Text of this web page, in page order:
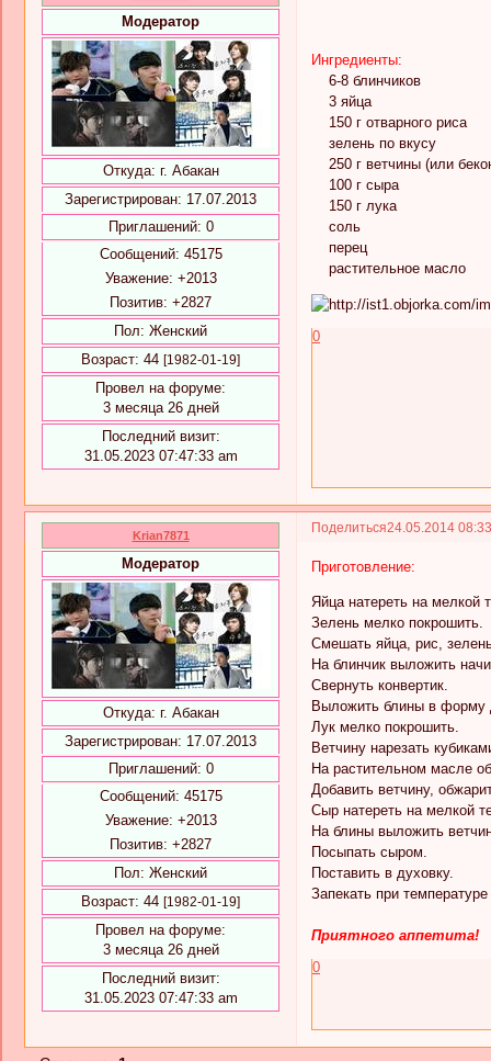
Модератор
Откуда: г. Абакан
Зарегистрирован: 17.07.2013
Приглашений: 0
Сообщений: 45175
Уважение: +2013
Позитив: +2827
Пол: Женский
Возраст: 44 [1982-01-19]
Провел на форуме:
3 месяца 26 дней
Последний визит:
31.05.2023 07:47:33 am
Ингредиенты:
6-8 блинчиков
3 яйца
150 г отварного риса
зелень по вкусу
250 г ветчины (или
100 г сыра
150 г лука
соль
перец
растительное масло
0
Поделиться24.05.2014
Krian7871
Модератор
Откуда: г. Абакан
Зарегистрирован: 17.07.2013
Приглашений: 0
Сообщений: 45175
Уважение: +2013
Позитив: +2827
Пол: Женский
Возраст: 44 [1982-01-19]
Провел на форуме:
3 месяца 26 дней
Последний визит:
31.05.2023 07:47:33 am
Приготовление:
Яйца натереть на мелкой
Зелень мелко покрошить.
Смешать яйца, рис,
На блинчик выложить
Свернуть конвертик.
Выложить блины в форму
Лук мелко покрошить.
Ветчину нарезать
На растительном масле
Добавить ветчину,
Сыр натереть на мелкой
На блины выложить
Посыпать сыром.
Поставить в духовку.
Запекать при
Приятного аппетита!
0